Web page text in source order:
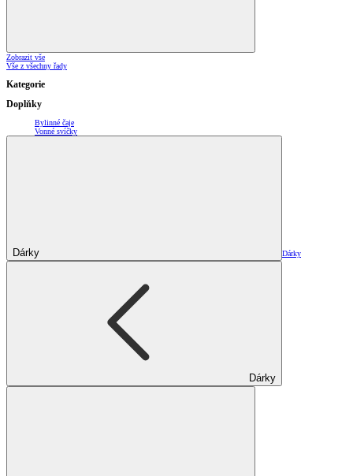
Zobrazit vše
Vše z všechny řady
Kategorie
Doplňky
Bylinné čaje
Vonné svíčky
Dárky Dárky
Dárky